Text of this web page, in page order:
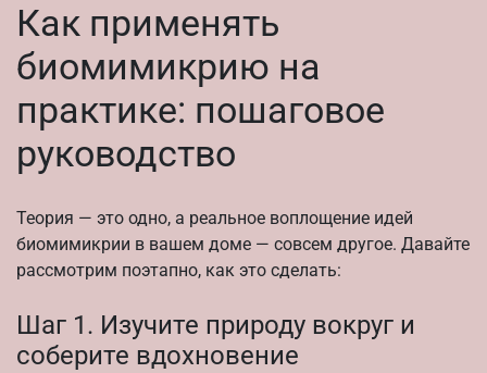
Как применять
биомимикрию на
практике: пошаговое
руководство
Теория — это одно, а реальное воплощение идей
биомимикрии в вашем доме — совсем другое. Давайте
рассмотрим поэтапно, как это сделать:
Шаг 1. Изучите природу вокруг и
соберите вдохновение